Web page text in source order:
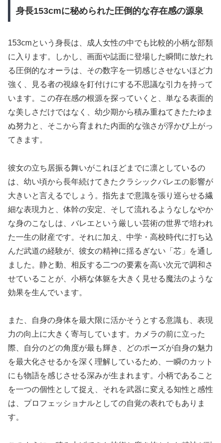
身長153cmに秘められた圧倒的な存在感の源泉
153cmという身長は、成人女性の中でも比較的小柄な部類
に入ります。しかし、画面や誌面に登場した瞬間に放たれ
る圧倒的なオーラは、その数字を一切感じさせないほど力
強く、見る者の視線を釘付けにする不思議な引力を持って
います。この存在感の根源を探っていくと、単なる表面的
な美しさだけではなく、幼少期から積み重ねてきたたゆま
ぬ努力と、そこから育まれた内面的な強さが浮かび上がっ
てきます。
彼女の立ち居振る舞いがこれほどまでに凛としているの
は、幼い頃から長年続けてきたクラシックバレエの影響が
大きいと言えるでしょう。指先まで意識を張り巡らせる繊
細な表現力と、体幹の安定、そして流れるようなしなやか
な身のこなしは、バレエという厳しい芸術の世界で培われ
た一生の財産です。それに加え、中学・高校時代に打ち込
んだ武道の経験が、彼女の精神に揺るぎない「芯」を通し
ました。静と動、相反する二つの要素を高い次元で調和さ
せていることが、小柄な体躯を大きく見せる魔法のような
効果を生んでいます。
また、自身の身体を最大限に活かそうとする意識も、表現
力の向上に大きく寄与しています。カメラの前に立った
際、自分のどの角度が最も輝き、どのポーズが自身の魅力
を最大化させるかを深く理解しているため、一瞬のカット
にも物語を感じさせる深みが生まれます。小柄であること
を一つの個性として捉え、それを武器に変える知性と感性
は、プロフェッショナルとしての自覚の表れでもありま
す。